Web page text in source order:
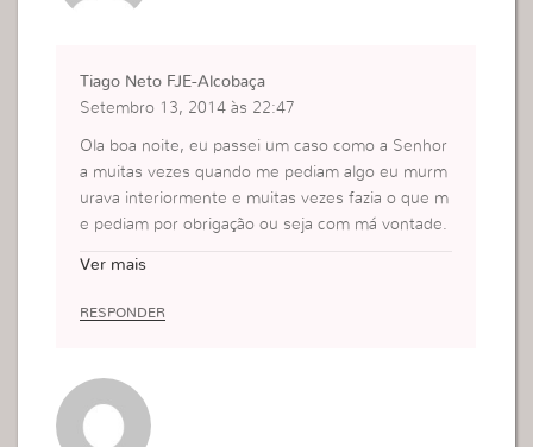
Tiago Neto FJE-Alcobaça
Setembro 13, 2014 às 22:47
Ola boa noite, eu passei um caso como a Senhor
a muitas vezes quando me pediam algo eu murm
urava interiormente e muitas vezes fazia o que m
e pediam por obrigação ou seja com má vontade.
Ver mais
RESPONDER